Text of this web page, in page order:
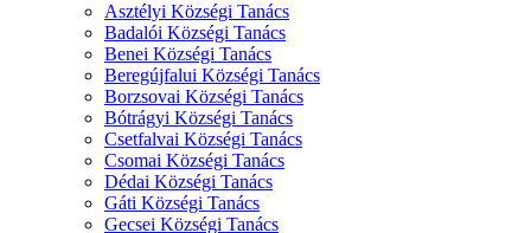
Asztélyi Községi Tanács
Badalói Községi Tanács
Benei Községi Tanács
Beregújfalui Községi Tanács
Borzsovai Községi Tanács
Bótrágyi Községi Tanács
Csetfalvai Községi Tanács
Csomai Községi Tanács
Dédai Községi Tanács
Gáti Községi Tanács
Gecsei Községi Tanács